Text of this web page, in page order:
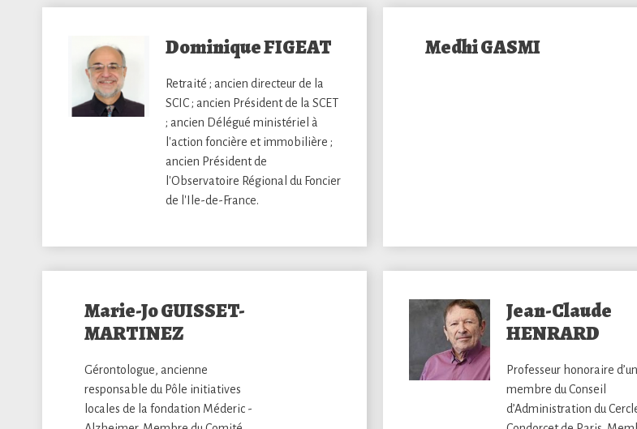
Dominique FIGEAT
Retraité ; ancien directeur de la
SCIC ; ancien Président de la SCET
; ancien Délégué ministériel à
l'action foncière et immobilière ;
ancien Président de
l'Observatoire Régional du Foncier
de l'Ile-de-France.
Medhi GASMI
Marie-Jo GUISSET-
MARTINEZ
Gérontologue, ancienne
responsable du Pôle initiatives
locales de la fondation Méderic -
Jean-Claude
HENRARD
Professeur honoraire
membre du Conseil
d’Administration du